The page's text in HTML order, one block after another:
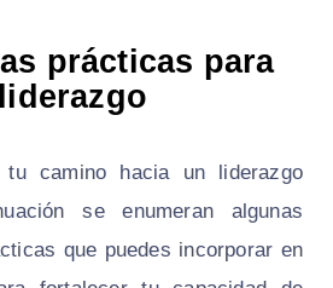
prácticas para
tu camino hacia un liderazgo
se enumeran algunas
que puedes incorporar en